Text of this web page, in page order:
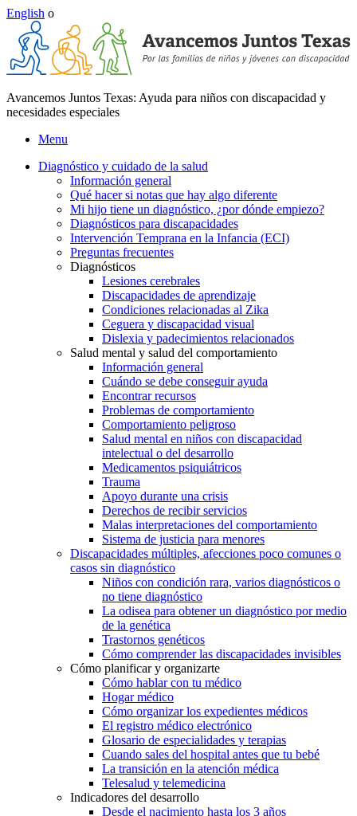
English o
Avancemos Juntos Texas: Ayuda para niños con discapacidad y
necesidades especiales
Menu
Diagnóstico y cuidado de la salud
Información general
Qué hacer si notas que hay algo diferente
Mi hijo tiene un diagnóstico, ¿por dónde empiezo?
Diagnósticos para discapacidades
Intervención Temprana en la Infancia (ECI)
Preguntas frecuentes
Diagnósticos
Lesiones cerebrales
Discapacidades de aprendizaje
Condiciones relacionadas al Zika
Ceguera y discapacidad visual
Dislexia y padecimientos relacionados
Salud mental y salud del comportamiento
Información general
Cuándo se debe conseguir ayuda
Encontrar recursos
Problemas de comportamiento
Comportamiento peligroso
Salud mental en niños con discapacidad
intelectual o del desarrollo
Medicamentos psiquiátricos
Trauma
Apoyo durante una crisis
Derechos de recibir servicios
Malas interpretaciones del comportamiento
Sistema de justicia para menores
Discapacidades múltiples, afecciones poco comunes o
casos sin diagnóstico
Niños con condición rara, varios diagnósticos o
no tiene diagnóstico
La odisea para obtener un diagnóstico por medio
de la genética
Trastornos genéticos
Cómo comprender las discapacidades invisibles
Cómo planificar y organizarte
Cómo hablar con tu médico
Hogar médico
Cómo organizar los expedientes médicos
El registro médico electrónico
Glosario de especialidades y terapias
Cuando sales del hospital antes que tu bebé
La transición en la atención médica
Telesalud y telemedicina
Indicadores del desarrollo
Desde el nacimiento hasta los 3 años